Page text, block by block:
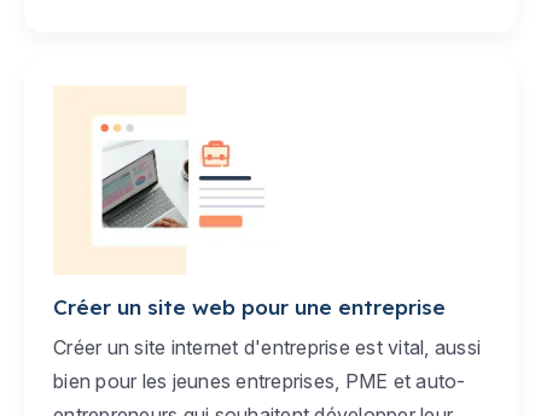
Créer un site web pour une entreprise
Créer un site internet d'entreprise est vital, aussi
bien pour les jeunes entreprises, PME et auto-